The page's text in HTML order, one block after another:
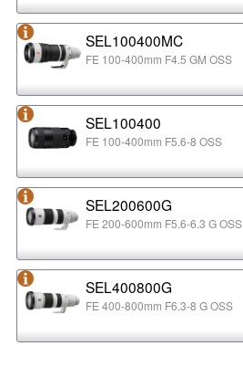
SEL100400MC
FE 100-400mm F4.5 GM OSS
SEL100400
FE 100-400mm F5.6-8 OSS
SEL200600G
FE 200-600mm F5.6-6.3 G OSS
SEL400800G
FE 400-800mm F6.3-8 G OSS